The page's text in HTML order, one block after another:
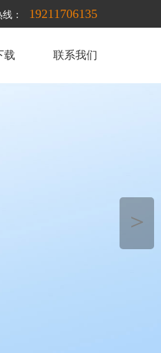
： 19211706135
载 联系我们
＞